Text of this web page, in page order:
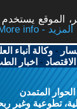
الموقع
More info - المزيد
-وكالة أنباء
الاقتصاد - اخبار
المتمدن
تطوعية وغير